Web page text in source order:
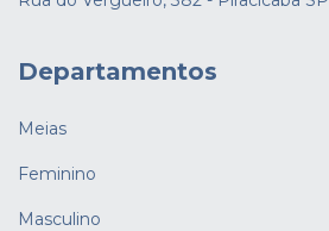
Departamentos
Meias
Feminino
Masculino